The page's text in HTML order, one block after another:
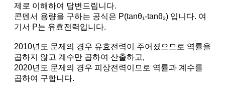
제로 이해하여 답변드립니다.
콘덴서 용량을 구하는 공식은 P(tanθ₁-tanθ₂) 입니다. 여
기서 P는 유효전력입니다.
2010년도 문제의 경우 유효전력이 주어졌으므로 역률을
곱하지 않고 계수만 곱하여 산출하고,
2020년도 문제의 경우 피상전력이므로 역률과 계수를
곱하여 구합니다.